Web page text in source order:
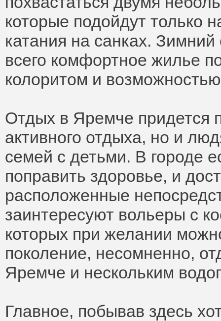
которые подойдут
катания на санках.
всего комфортное жилье
колоритом и
Отдых в Яремче придется
активного отдыха, но и
семей с детьми. В городе
поправить здоровье, и
расположенные
заинтересуют вольеры с
которых при желании
поколение, несомненно,
Яремче и нескольким
Главное, побывав здесь